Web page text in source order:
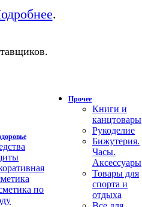
.
по
Прочее
Книги и
канцтовары
Рукоделие
Бижутерия.
Часы.
Аксессуары
Товары для
спорта и
отдыха